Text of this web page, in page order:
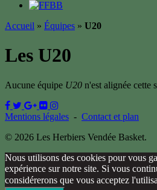
Accueil » Équipes » U20
Les U20
Aucune équipe U20 n'est alignée cette
Mentions légales - Contact et plan
© 2026 Les Herbiers Vendée Basket.
Nous utilisons des cookies pour vous
expérience sur notre site. Si vous
considérerons que vous acceptez